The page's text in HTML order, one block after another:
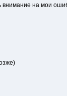
внимание на мои